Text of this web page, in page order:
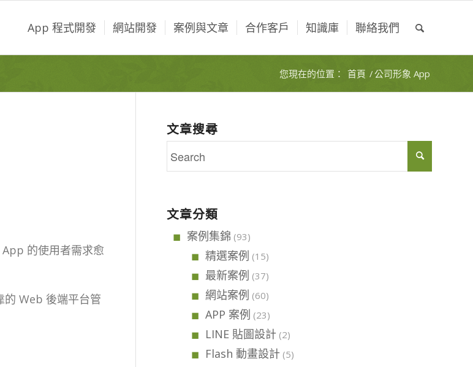
App 程式開發 網站開發 案例與文章 合作客戶 知識庫 聯絡我們
您現在的位置： 首頁 / 公司形象 App
的使用者需求愈
的 Web 後端平台管
文章搜尋
文章分類
案例集錦 (93)
精選案例 (15)
最新案例 (37)
網站案例 (60)
APP 案例 (23)
LINE 貼圖設計 (2)
Flash 動畫設計 (5)